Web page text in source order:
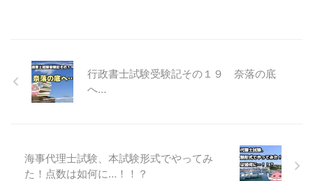
行政書士試験受験記その１９ 奈落の底
へ…
海事代理士試験、本試験形式でやってみ
た！点数は如何に…！！？